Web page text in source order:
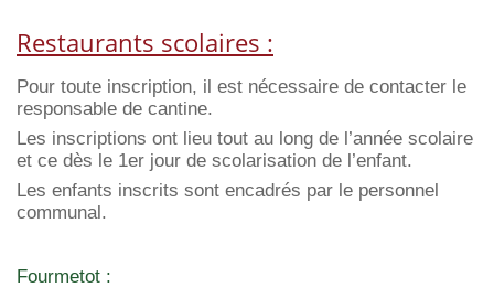
Restaurants scolaires :
Pour toute inscription, il est nécessaire de contacter le
responsable de cantine.
Les inscriptions ont lieu tout au long de l’année scolaire
et ce dès le 1er jour de scolarisation de l’enfant.
Les enfants inscrits sont encadrés par le personnel
communal.
Fourmetot :